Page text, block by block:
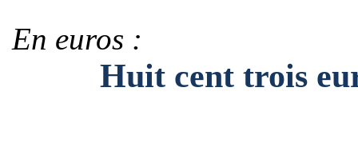
En euros :
Huit cent trois